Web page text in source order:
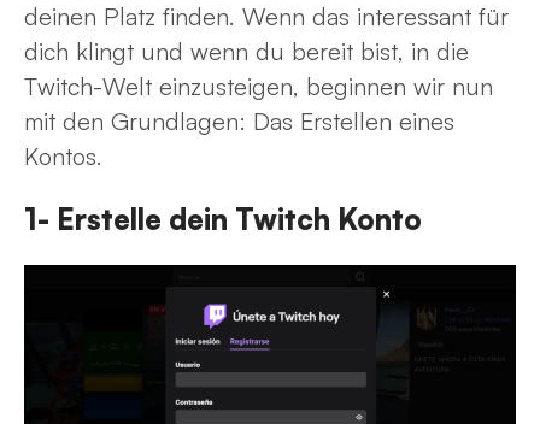
deinen Platz finden. Wenn das interessant für
dich klingt und wenn du bereit bist, in die
Twitch-Welt einzusteigen, beginnen wir nun
mit den Grundlagen: Das Erstellen eines
Kontos.
1- Erstelle dein Twitch Konto